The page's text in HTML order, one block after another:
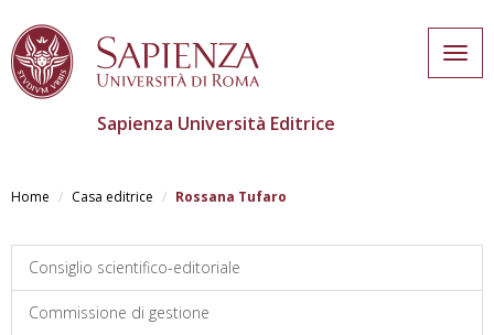
contenuto
Sapienza Università Editrice
Home Casa editrice Rossana Tufaro
Consiglio scientifico-editoriale
Commissione di gestione